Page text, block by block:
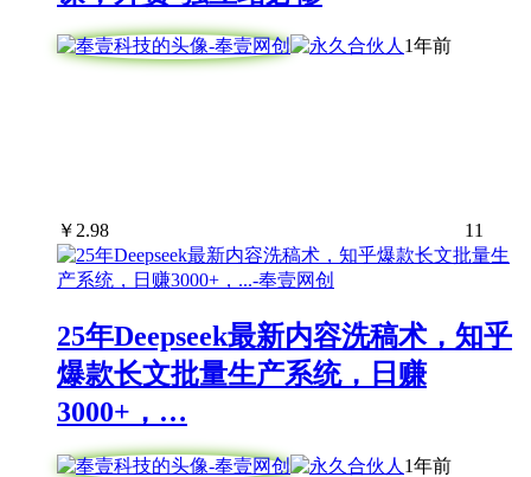
1年前
￥2.98 11
25年Deepseek最新内容洗稿术，知乎
爆款长文批量生产系统，日赚
3000+，…
1年前